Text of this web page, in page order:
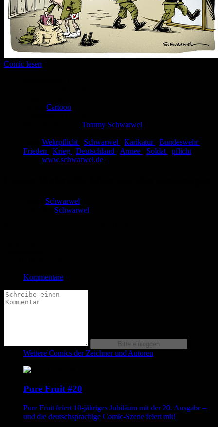
Comic lesen
Cartoon
Tommy Schwarwel
Wehrpflicht Schwarwel Karikatur Bundeswehr
Frieden
Krieg Deutschland Armee Soldat
pflicht
www.schwarwel.de
Schwarwel
Schwarwel
Kommentare
Weitere Comics der Zeichner und Autoren
Pure Fruit #20
Pure Fruit feiert 10-jähriges Jubiläum mit der 20. Ausgabe –
und die deutschsprachige Comic-Szene feiert mit!